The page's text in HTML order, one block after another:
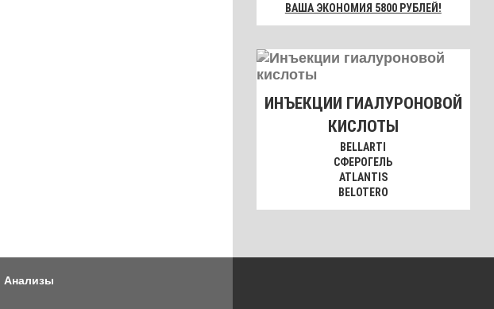
ВАША ЭКОНОМИЯ 5800 РУБЛЕЙ!
ИНЪЕКЦИИ ГИАЛУРОНОВОЙ
КИСЛОТЫ
BELLARTI
СФЕРОГЕЛЬ
ATLANTIS
BELOTERO
Анализы